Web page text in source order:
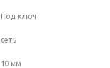
Под ключ
сеть
10 мм